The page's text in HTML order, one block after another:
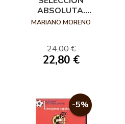
ABSOLUTA.
VOLUMEN I : 1920-
MARIANO MORENO
24,00 €
22,80 €
-5%